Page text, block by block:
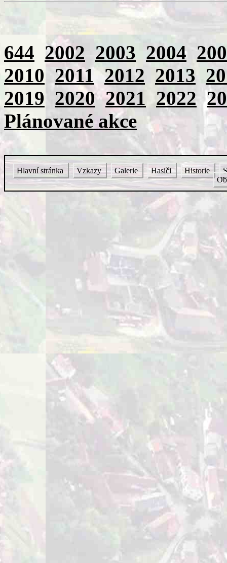
644 2002 2003 2004
2010 2011 2012 2013
2019 2020 2021 2022
Plánované akce
Hlavní stránka Vzkazy Galerie Hasiči Historie